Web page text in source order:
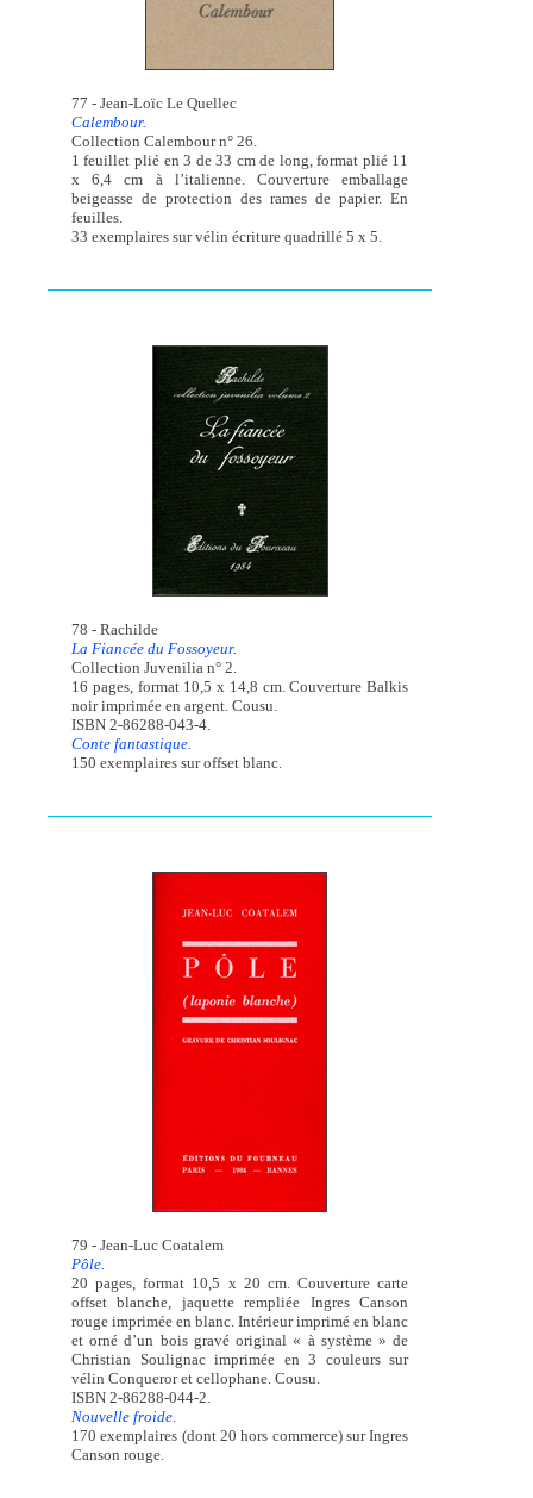
77 - Jean-Loïc Le Quellec
Calembour.
Collection Calembour n° 26.
1 feuillet plié en 3 de 33 cm de long, format plié 11
x 6,4 cm à l’italienne. Couverture emballage
beigeasse de protection des rames de papier. En
feuilles.
33 exemplaires sur vélin écriture quadrillé 5 x 5.
78 - Rachilde
La Fiancée du Fossoyeur.
Collection Juvenilia n° 2.
16 pages, format 10,5 x 14,8 cm. Couverture Balkis
noir imprimée en argent. Cousu.
ISBN 2-86288-043-4.
Conte fantastique.
150 exemplaires sur offset blanc.
79 - Jean-Luc Coatalem
Pôle.
20 pages, format 10,5 x 20 cm. Couverture carte
offset blanche, jaquette rempliée Ingres Canson
rouge imprimée en blanc. Intérieur imprimé en blanc
et orné d’un bois gravé original « à système » de
Christian Soulignac imprimée en 3 couleurs sur
vélin Conqueror et cellophane. Cousu.
ISBN 2-86288-044-2.
Nouvelle froide.
170 exemplaires (dont 20 hors commerce) sur Ingres
Canson rouge.